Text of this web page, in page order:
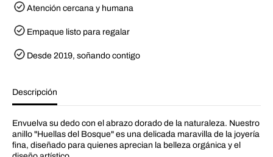
s
o
s
e
-
A
i
l
l
o
l
s
u
e
l
o
D
o
Atención cercana y humana
Empaque listo para regalar
Desde 2019, soñando contigo
Descripción
Envuelva su dedo con el abrazo dorado de la naturaleza. Nuestro
anillo "Huellas del Bosque" es una delicada maravilla de la joyería
fina, diseñado para quienes aprecian la belleza orgánica y el